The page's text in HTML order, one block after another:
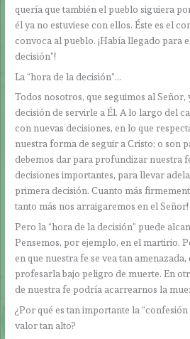
quería que también el pueblo siguiera
él ya no estuviese con ellos. Éste es el
convoca al pueblo. ¡Había llegado para
decisión”!
La “hora de la decisión”…
Todos nosotros, que seguimos al
decisión de servirle a Él. A lo largo del
con nuevas decisiones, en lo que
nuestra forma de seguir a Cristo; o son
debemos dar para profundizar nuestra
decisiones importantes, para llevar
primera decisión. Cuanto más
tanto más nos arraigaremos en el Señor!
Pero la “hora de la decisión” puede
Pensemos, por ejemplo, en el martirio.
en que nuestra fe se vea tan amenazada,
profesarla bajo peligro de muerte. En
de nuestra fe podría acarrearnos la
¿Por qué es tan importante la
valor tan alto?